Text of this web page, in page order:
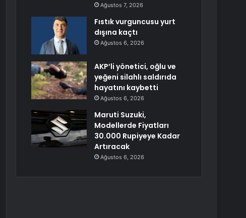
Ağustos 7, 2026
Fıstık vurguncusu yurt
dışına kaçtı
Ağustos 6, 2026
AKP’li yönetici, oğlu ve
yeğeni silahlı saldırıda
hayatını kaybetti
Ağustos 6, 2026
Maruti Suzuki,
Modellerde Fiyatları
30.000 Rupiyeye Kadar
Artıracak
Ağustos 6, 2026